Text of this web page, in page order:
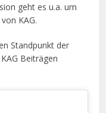
geht es u.a. um
KAG.
Standpunkt der
Beiträgen